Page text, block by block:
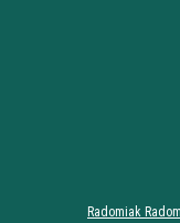
Radomiak